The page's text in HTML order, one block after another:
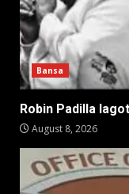
Bansa
Robin Padilla
August 8, 2026